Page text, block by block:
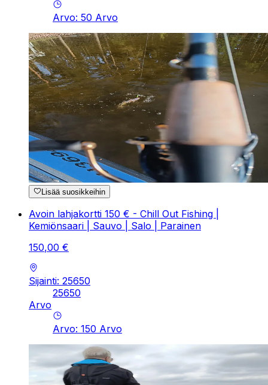
Arvo: 50 Arvo
Lisää suosikkeihin
Avoin lahjakortti 150 € - Chill Out Fishing |
Kemiönsaari | Sauvo | Salo | Parainen
150,00 €
Sijainti: 25650
25650
Arvo
Arvo: 150 Arvo